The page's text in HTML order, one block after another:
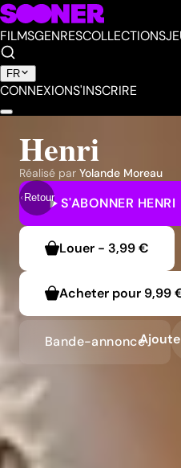
FILMSGENRESCOLLECTIONS
FR
CONNEXIONS'INSCRIRE
Retour
Henri
Réalisé par Yolande Moreau
S'ABONNER HENRI
Louer - 3,99 €
Acheter pour 9,99
Bande-annonce